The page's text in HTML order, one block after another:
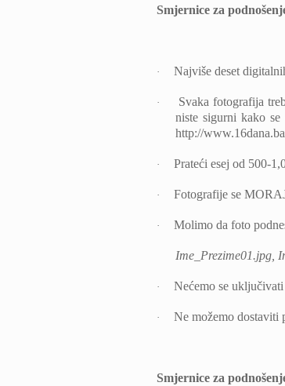
Smjernice za
· Najviše deset
·
Svaka fotografija
niste sigurni kako
http://
· Prateći esej od 500-
· Fotografije se
· Molimo da foto
Ime_Prezime01.jpg,
· Nećemo se
· Ne možemo dostaviti
Smjernice za